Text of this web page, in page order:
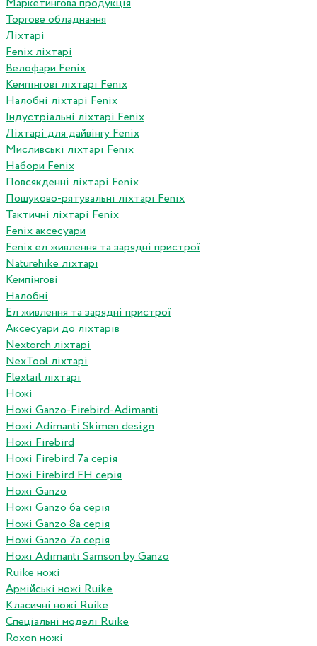
Маркетингова продукція
Торгове обладнання
Ліхтарі
Fenix ліхтарі
Велофари Fenix
Кемпінгові ліхтарі Fenix
Налобні ліхтарі Fenix
Індустріальні ліхтарі Fenix
Ліхтарі для дайвінгу Fenix
Мисливські ліхтарі Fenix
Набори Fenix
Повсякденні ліхтарі Fenix
Пошуково-рятувальні ліхтарі Fenix
Тактичні ліхтарі Fenix
Fenix аксесуари
Fenix ел живлення та зарядні пристрої
Naturehike ліхтарі
Кемпінгові
Налобні
Ел живлення та зарядні пристрої
Аксесуари до ліхтарів
Nextorch ліхтарі
NexTool ліхтарі
Flextail ліхтарі
Ножі
Ножі Ganzo-Firebird-Adimanti
Ножі Adimanti Skimen design
Ножі Firebird
Ножі Firebird 7а серія
Ножі Firebird FH серія
Ножі Ganzo
Ножі Ganzo 6а серія
Ножі Ganzo 8а серія
Ножі Ganzo 7а серія
Ножі Adimanti Samson by Ganzo
Ruike ножі
Армійські ножі Ruike
Класичні ножі Ruike
Спеціальні моделі Ruike
Roxon ножi